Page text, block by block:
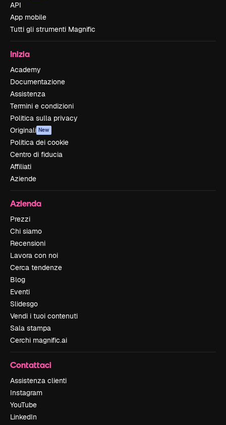
API
App mobile
Tutti gli strumenti Magnific
Inizia
Academy
Documentazione
Assistenza
Termini e condizioni
Politica sulla privacy
Originali New
Politica dei cookie
Centro di fiducia
Affiliati
Aziende
Azienda
Prezzi
Chi siamo
Recensioni
Lavora con noi
Cerca tendenze
Blog
Eventi
Slidesgo
Vendi i tuoi contenuti
Sala stampa
Cerchi magnific.ai
Contattaci
Assistenza clienti
Instagram
YouTube
LinkedIn